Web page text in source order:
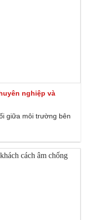
nghiệp và
giữa môi trường bên